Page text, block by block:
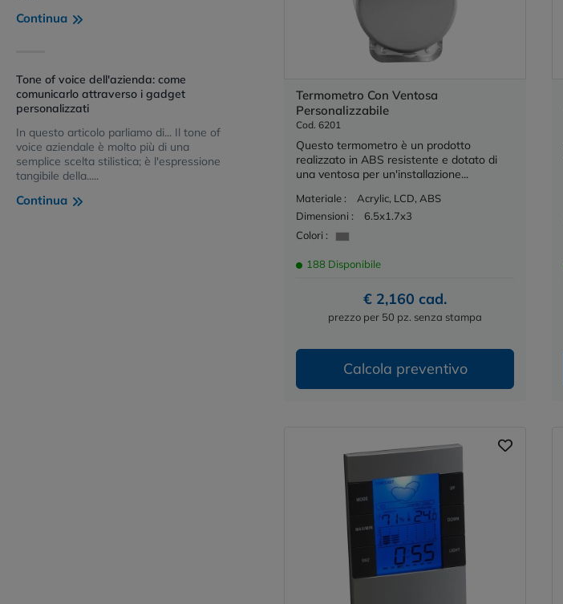
Continua
Tone of voice dell'azienda: come
comunicarlo attraverso i gadget
personalizzati
In questo articolo parliamo di... Il tone of
voice aziendale è molto più di una
semplice scelta stilistica; è l'espressione
tangibile della.....
Continua
Termometro Con Ventosa
Personalizzabile
Cod. 6201
Questo termometro è un prodotto
realizzato in ABS resistente e dotato di
una ventosa per un'installazione...
Materiale :
Acrylic, LCD, ABS
Dimensioni :
6.5x1.7x3
Colori :
188 Disponibile
€ 2,160 cad.
prezzo per 50 pz. senza stampa
Calcola preventivo